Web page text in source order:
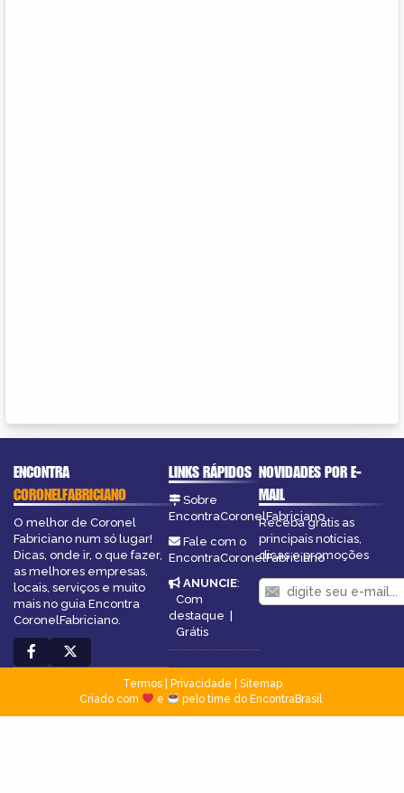
ENCONTRA
CORONELFABRICIANO
O melhor de Coronel
Fabriciano num só lugar!
Dicas, onde ir, o que fazer,
as melhores empresas,
locais, serviços e muito
mais no guia Encontra
CoronelFabriciano.
LINKS RÁPIDOS
Sobre
EncontraCoronelFabriciano
Fale com o
EncontraCoronelFabriciano
ANUNCIE:
Com
destaque |
Grátis
NOVIDADES POR E-
MAIL
Receba grátis as
principais notícias,
dicas e promoções
Termos| Privacidade
Sitemap
Criado com
e pelo time do EncontraBrasil